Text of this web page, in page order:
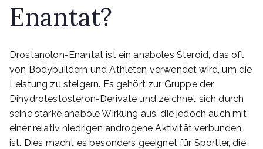
Enantat?
Drostanolon-Enantat ist ein anaboles Steroid, das oft
von Bodybuildern und Athleten verwendet wird, um die
Leistung zu steigern. Es gehört zur Gruppe der
Dihydrotestosteron-Derivate und zeichnet sich durch
seine starke anabole Wirkung aus, die jedoch auch mit
einer relativ niedrigen androgene Aktivität verbunden
ist. Dies macht es besonders geeignet für Sportler, die